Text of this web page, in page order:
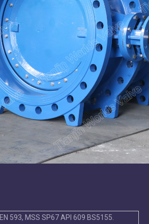
EN 593, MSS SP67 API 609 BS5155.